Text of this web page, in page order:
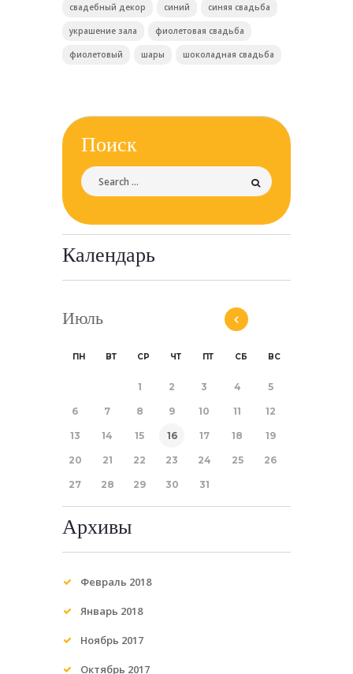
свадебный декор синий синяя свадьба
украшение зала фиолетовая свадьба
фиолетовый шары шоколадная свадьба
Поиск
Календарь
Июль
ПН ВТ СР ЧТ ПТ СБ ВС
1 2 3 4 5
6 7 8 9 10 11 12
13 14 15 16 17 18 19
20 21 22 23 24 25 26
27 28 29 30 31
Архивы
Февраль 2018
Январь 2018
Ноябрь 2017
Октябрь 2017